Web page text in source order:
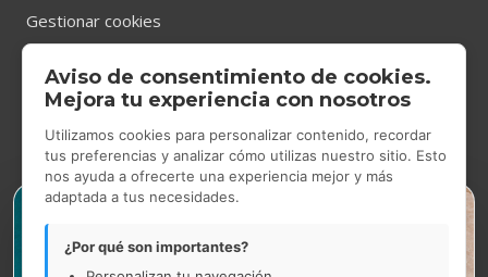
Gestionar cookies
CONTACTO
Tienda Showroomen Gran Via de les Corts Catalanes 531,
Barcelona.
De lunes a jueves de 9.00h a 14.00h y de 14.30h a 17.30h.
Viernes de 9.00h a 15.00h.
Aviso de consentimiento de cookies.
Mejora tu experiencia con nosotros
Utilizamos cookies para personalizar contenido, recordar
tus preferencias y analizar cómo utilizas nuestro sitio. Esto
nos ayuda a ofrecerte una experiencia mejor y más
adaptada a tus necesidades.
¿Por qué son importantes?